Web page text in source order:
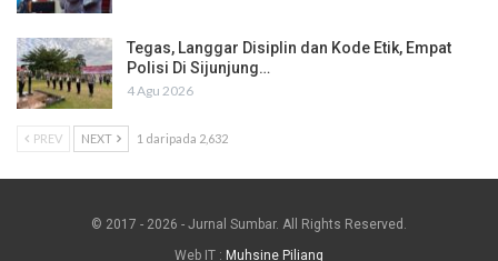
Tegas, Langgar Disiplin dan Kode Etik, Empat
Polisi Di Sijunjung…
4 Agu 2026
PREV NEXT 1 daripada 2,632
© 2017 - 2026 - Jurnal Sumbar. All Rights Reserved.
Web IT : Muhsine Piliang